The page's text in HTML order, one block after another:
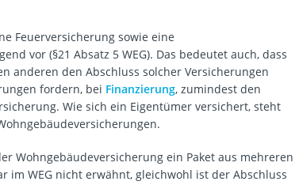
Feuerversicherung sowie eine
vor (§21 Absatz 5 WEG). Das bedeutet auch, dass
anderen den Abschluss solcher Versicherungen
fordern, bei Finanzierung, zumindest den
Wie sich ein Eigentümer versichert, steht
Wohngebäudeversicherung ein Paket aus mehreren
im WEG nicht erwähnt, gleichwohl ist der Abschluss